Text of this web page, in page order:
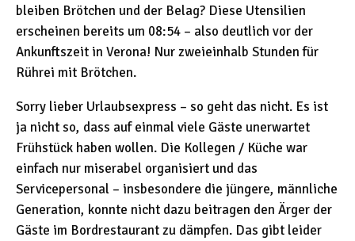
bleiben Brötchen und der Belag? Diese Utensilien
erscheinen bereits um 08:54 – also deutlich vor der
Ankunftszeit in Verona! Nur zweieinhalb Stunden für
Rührei mit Brötchen.
Sorry lieber Urlaubsexpress – so geht das nicht. Es ist
ja nicht so, dass auf einmal viele Gäste unerwartet
Frühstück haben wollen. Die Kollegen / Küche war
einfach nur miserabel organisiert und das
Servicepersonal – insbesondere die jüngere, männliche
Generation, konnte nicht dazu beitragen den Ärger der
Gäste im Bordrestaurant zu dämpfen. Das gibt leider